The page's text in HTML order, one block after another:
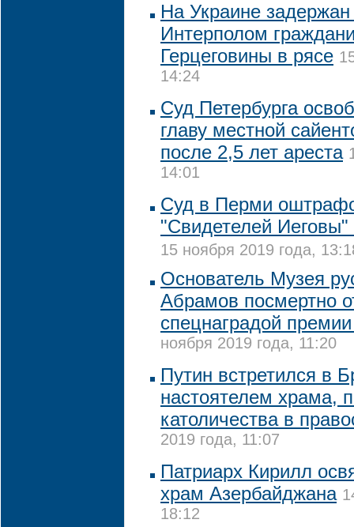
На Украине
Интерполом
Герцеговины в рясе
14:24
Суд Петербурга
главу местной
после 2,5 лет ареста
14:01
Суд в Перми
"Свидетелей
15 ноября 2019 года,
Основатель Музея
Абрамов посмертно
спецнаградой
ноября 2019 года, 11:20
Путин встретился в
настоятелем храма,
католичества в
2019 года, 11:07
Патриарх Кирилл
храм Азербайджана
18:12